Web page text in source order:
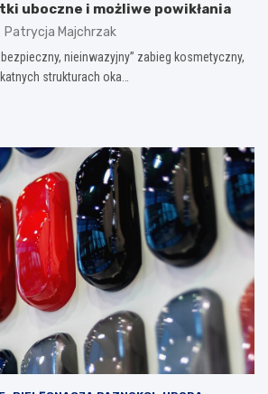
uboczne i możliwe powikłania
Patrycja Majchrzak
nieinwazyjny” zabieg kosmetyczny,
strukturach oka…